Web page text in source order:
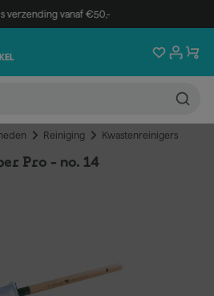
verzending vanaf €50,-
Reiniging Kwastenreinigers
Pro - no. 14